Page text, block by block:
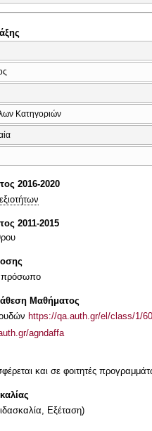
Κατηγοριών
2016-2020
2011-2015
Μαθήματος
https://qa.auth.gr/el/class/1/
agndaffa
και σε φοιτητές
Εξέταση)